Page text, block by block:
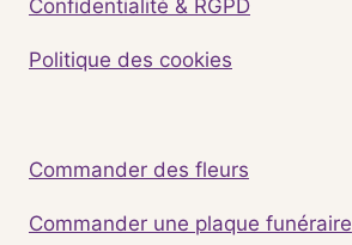
Confidentialité & RGPD
Politique des cookies
Commander des fleurs
Commander une plaque funéraire